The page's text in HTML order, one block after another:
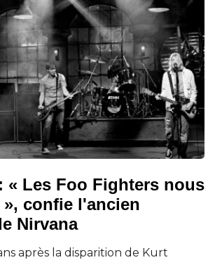
« Les Foo Fighters nous
confie l'ancien
Nirvana
après la disparition de Kurt